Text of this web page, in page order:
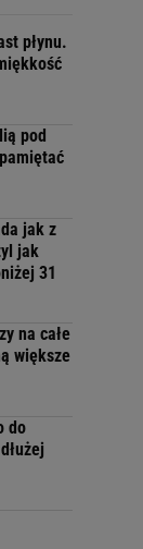
płynu.
pod
jak z
jak
31
na całe
większe
do